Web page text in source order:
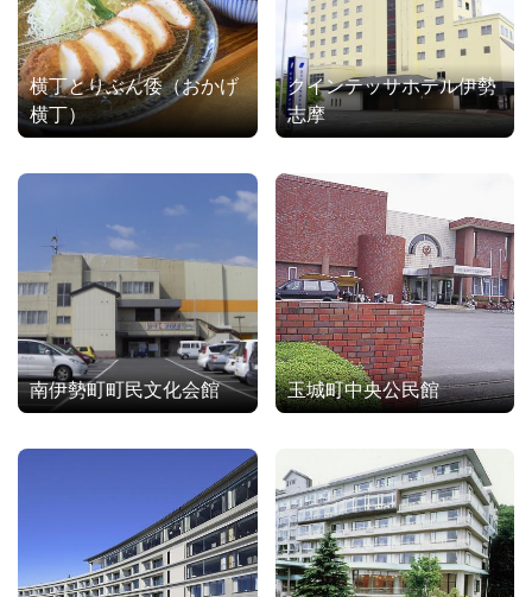
横丁とりぶん倭（おかげ
横丁）
クインテッサホテル伊勢
志摩
南伊勢町町民文化会館 玉城町中央公民館